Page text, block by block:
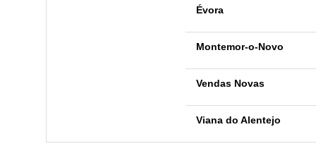
Évora
Montemor-o-Novo
Vendas Novas
Viana do Alentejo